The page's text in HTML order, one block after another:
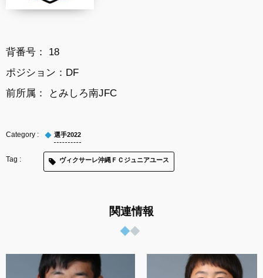
背番号： 18
ポジション：DF
前所属： とみしろ南JFC
選手2022
ヴィクサーレ沖縄ＦＣジュニアユース
関連情報